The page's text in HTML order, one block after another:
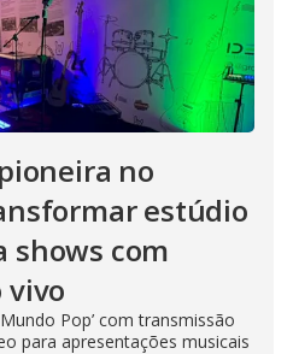
no
estúdio
shows com
vivo
Pop’ com transmissão
para apresentações musicais